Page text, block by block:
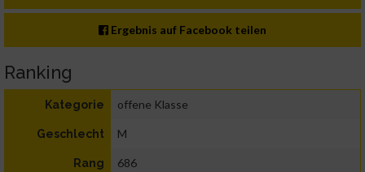
Ergebnis auf Facebook teilen
Ranking
Kategorie offene Klasse
Geschlecht M
Rang 686